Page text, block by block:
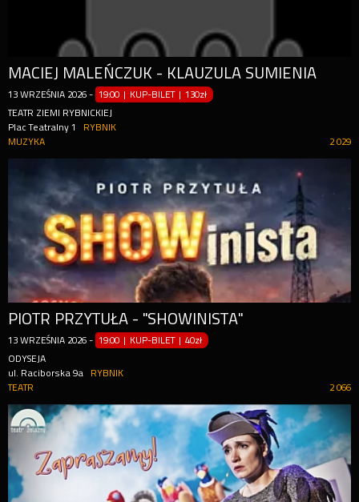
MACIEJ MALEŃCZUK - KLAUZULA SUMIENIA
13 WRZEŚNIA 2026 - 19:00 | KUP-BILET |130zł
TEATR ZIEMI RYBNICKIEJ
Plac Teatralny 1
RYBNIK
2 029
MUZYKA
PIOTR PRZYTUŁA - "SHOWINISTA"
13 WRZEŚNIA 2026 - 19:00 | KUP-BILET |40zł
ODYSEJA
ul. Raciborska 9a
RYBNIK
2 066
TEATR